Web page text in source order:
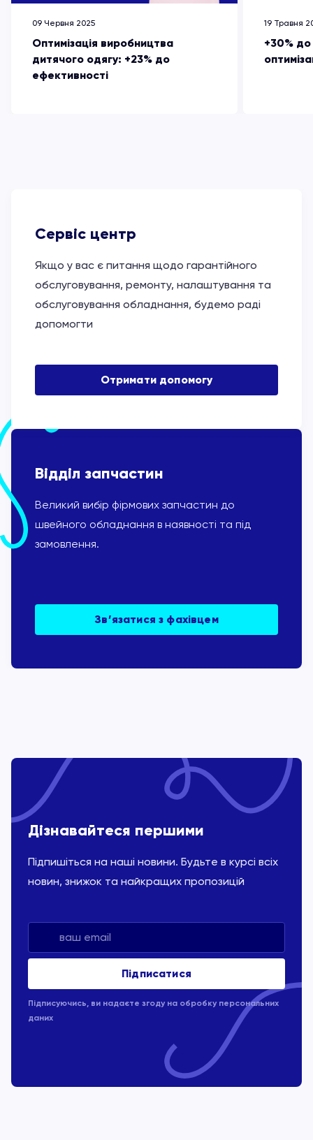
09 Червня 2025
Оптимізація виробництва
дитячого одягу: +23% до
ефективності
19 Травня
+30%
Сервіс центр
Якщо у вас є питання щодо гарантійного
обслуговування, ремонту, налаштування та
обслуговування обладнання, будемо раді
допомогти
Отримати допомогу
Відділ запчастин
Великий вибір фірмових запчастин до
швейного обладнання в наявності та під
замовлення.
Зв’язатися з фахівцем
Дізнавайтеся першими
Підпишіться на наші новини. Будьте в курсі всіх
новин, знижок та найкращих пропозицій
Підписуючись, ви надаєте згоду на обробку персональних
даних